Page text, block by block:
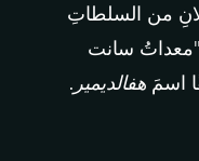
من السلطاتِ
"معداتُ سانت
اسمَ هفالديمير .